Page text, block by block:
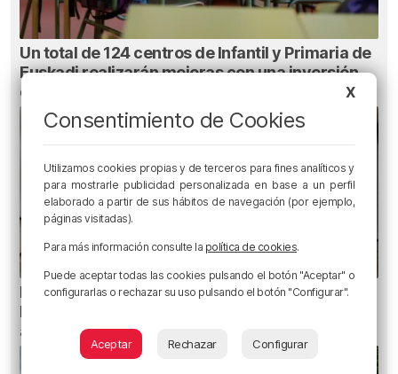
Un total de 124 centros de Infantil y Primaria de
Euskadi realizarán mejoras con una inversión
de 19,3 millones
Planes para este fin de semana en Bilbao,
Bizkaia y alrededores: del 30 de julio al 2 de
agosto
X
Consentimiento de Cookies
Utilizamos cookies propias y de terceros para fines analíticos y
para mostrarle publicidad personalizada en base a un perfil
elaborado a partir de sus hábitos de navegación (por ejemplo,
páginas visitadas).
Para más información consulte la política de cookies.
Puede aceptar todas las cookies pulsando el botón "Aceptar" o
configurarlas o rechazar su uso pulsando el botón "Configurar".
Aceptar Rechazar Configurar